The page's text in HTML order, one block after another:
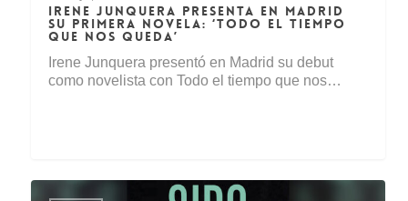
IRENE JUNQUERA PRESENTA EN MADRID
SU PRIMERA NOVELA: ‘TODO EL TIEMPO
QUE NOS QUEDA’
Irene Junquera presentó en Madrid su debut
como novelista con Todo el tiempo que nos…